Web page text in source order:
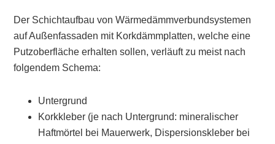
Der Schichtaufbau von Wärmedämmverbundsystemen
auf Außenfassaden mit Korkdämmplatten, welche eine
Putzoberfläche erhalten sollen, verläuft zu meist nach
folgendem Schema:
Untergrund
Korkkleber (je nach Untergrund: mineralischer
Haftmörtel bei Mauerwerk, Dispersionskleber bei